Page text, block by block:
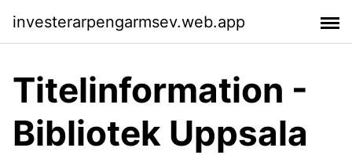
investerarpengarmsev.web.app
Titelinformation -
Bibliotek Uppsala